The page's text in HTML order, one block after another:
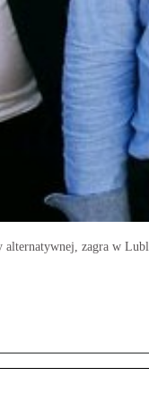
alternatywnej, zagra w